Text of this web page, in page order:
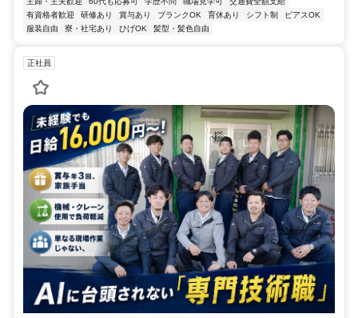
有資格者歓迎
研修あり 賞与あり ブランクOK 育休あり シフト制
ピアスOK
服装自由
寮・社宅あり ひげOK 髪型・髪色自由
正社員